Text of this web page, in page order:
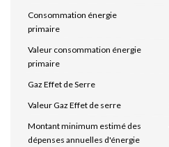
Consommation énergie
primaire
Valeur consommation énergie
primaire
Gaz Effet de Serre
Valeur Gaz Effet de serre
Montant minimum estimé des
dépenses annuelles d'énergie